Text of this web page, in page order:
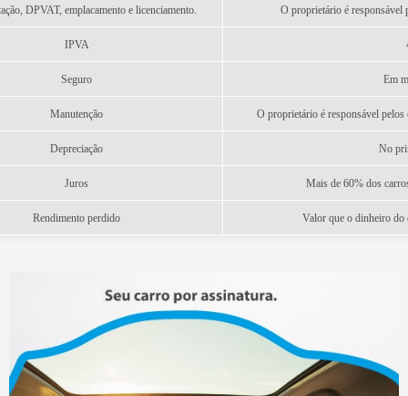
DPVAT, emplacamento e licenciamento. O proprietário é responsável
IPVA
Seguro Em
Manutenção O proprietário é responsável
Depreciação No
Juros Mais de 60% dos
Rendimento perdido Valor que o dinheiro do